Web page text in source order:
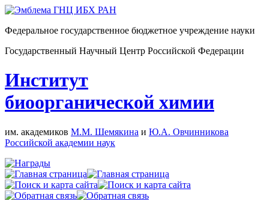
Федеральное государственное бюджетное учреждение науки
Государственный Научный Центр Российской Федерации
Институт
биоорганической химии
им. академиков М.М. Шемякина и Ю.А. Овчинникова
Российской академии наук